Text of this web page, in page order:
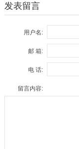
发表留言
用户名:
邮 箱:
电 话:
留言内容: